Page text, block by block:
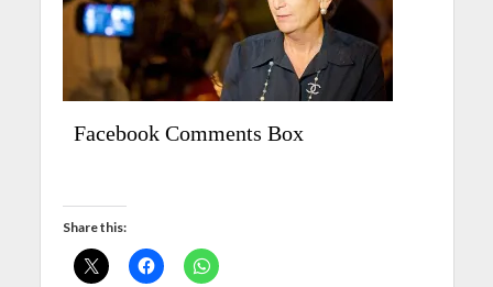
Facebook Comments Box
Share this: